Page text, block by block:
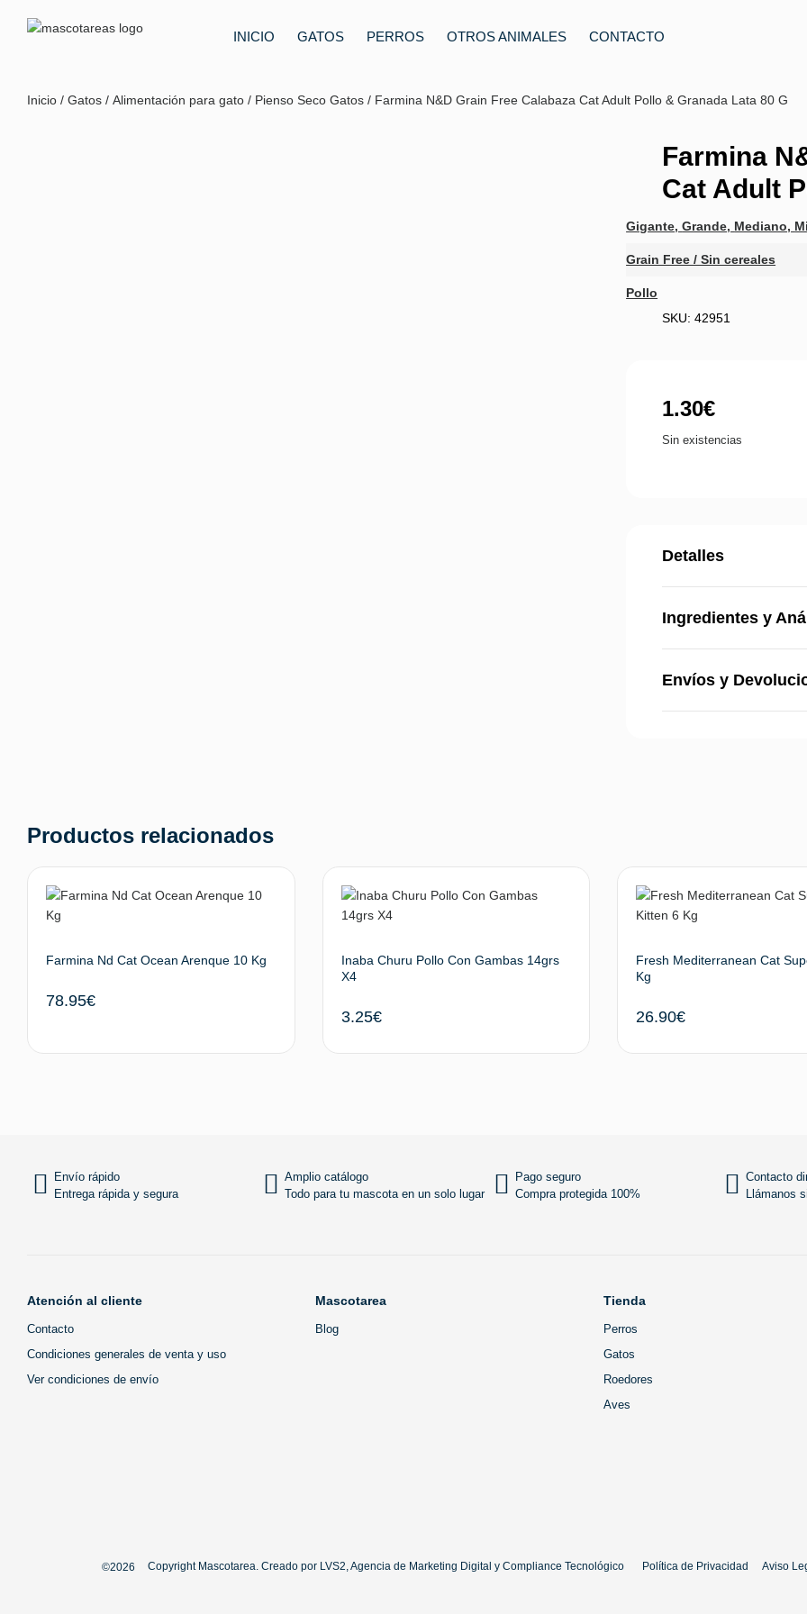
INICIO GATOS PERROS OTROS ANIMALES CONTACTO
Inicio / Gatos / Alimentación para gato / Pienso Seco Gatos / Farmina N&D Grain Free Calabaza Cat Adult Pollo & Granada Lata 80 G
Farmina
Cat Adult
Gigante,Grande, Mediano,
Grain Free / Sin cereales
Pollo
SKU: 42951
1.30€
Sin existencias
Detalles
Ingredientes y
Envíos y
Productos relacionados
Farmina Nd Cat Ocean Arenque 10 Kg
78.95€
Inaba Churu Pollo Con Gambas 14grs
X4
3.25€
Fresh Mediterranean Cat
Kg
26.90€
Envío rápido
Entrega rápida y segura
Amplio catálogo
Todo para tu mascota en un solo lugar
Pago seguro
Compra protegida 100%
Contacto
Llámanos
Atención al cliente
Contacto
Condiciones generales de venta y uso
Ver condiciones de envío
Mascotarea
Blog
Tienda
Perros
Gatos
Roedores
Aves
©2026 Copyright Mascotarea. Creado por LVS2, Agencia de Marketing Digital y Compliance Tecnológico Política de Privacidad Aviso